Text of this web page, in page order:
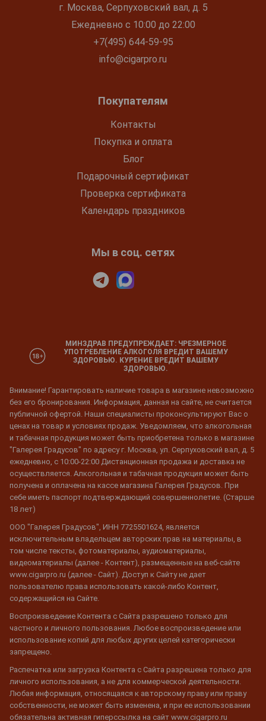
г. Москва, Серпуховский вал, д. 5
Ежедневно с 10:00 до 22:00
+7(495) 644-59-95
info@cigarpro.ru
Покупателям
Контакты
Покупка и оплата
Блог
Подарочный сертификат
Проверка сертификата
Календарь праздников
Мы в соц. сетях
МИНЗДРАВ ПРЕДУПРЕЖДАЕТ: ЧРЕЗМЕРНОЕ
УПОТРЕБЛЕНИЕ АЛКОГОЛЯ ВРЕДИТ ВАШЕМУ
ЗДОРОВЬЮ. КУРЕНИЕ ВРЕДИТ ВАШЕМУ
ЗДОРОВЬЮ.
Внимание! Гарантировать наличие товара в магазине невозможно
без его бронирования. Информация, данная на сайте, не считается
публичной офертой. Наши специалисты проконсультируют Вас о
ценах на товар и условиях продаж. Уведомляем, что алкогольная
и табачная продукция может быть приобретена только в магазине
"Галерея Градусов" по адресу г. Москва, ул. Серпуховский вал, д. 5
ежедневно, с 10:00-22:00 Дистанционная продажа и доставка не
осуществляется. Алкогольная и табачная продукция может быть
получена и оплачена на кассе магазина Галерея Градусов. При
себе иметь паспорт подтверждающий совершеннолетие. (Старше
18 лет)
ООО "Галерея Градусов", ИНН 7725501624, является
исключительным владельцем авторских прав на материалы, в
том числе тексты, фотоматериалы, аудиоматериалы,
видеоматериалы (далее - Контент), размещенные на веб-сайте
www.cigarpro.ru (далее - Сайт). Доступ к Сайту не дает
пользователю права использовать какой-либо Контент,
содержащийся на Сайте.
Воспроизведение Контента с Сайта разрешено только для
частного и личного пользования. Любое воспроизведение или
использование копий для любых других целей категорически
запрещено.
Распечатка или загрузка Контента с Сайта разрешена только для
личного использования, а не для коммерческой деятельности.
Любая информация, относящаяся к авторскому праву или праву
собственности, не может быть изменена, и при ее использовании
обязательна активная гиперссылка на сайт www.cigarpro.ru